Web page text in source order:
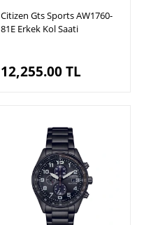
Citizen Gts Sports AW1760-
81E Erkek Kol Saati
12,255.00TL